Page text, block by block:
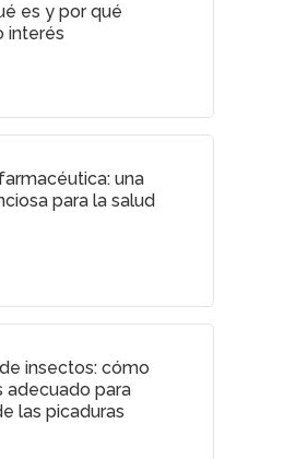
es y por qué
interés
una
para la salud
insectos: cómo
adecuado para
las picaduras